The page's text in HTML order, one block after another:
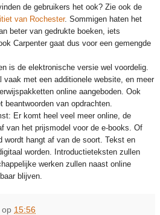
de gebruikers het ook? Zie ook de
van Rochester. Sommigen haten het
beter van gedrukte boeken, iets
Carpenter gaat dus voor een gemengde
is de elektronische versie wel voordelig.
vaak met een additionele website, en meer
online aangeboden. Ook
van opdrachten.
Er komt heel veel meer online, de
van het prijsmodel voor de e-books. Of
wordt hangt af van de soort. Tekst en
worden. Introductieteksten zullen
werken zullen naast online
blijven.
op 15:56